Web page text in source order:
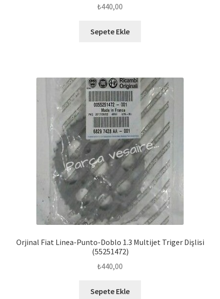
₺440,00
Sepete Ekle
Orjinal Fiat Linea-Punto-Doblo 1.3 Multijet Triger Dişlisi
(55251472)
₺440,00
Sepete Ekle